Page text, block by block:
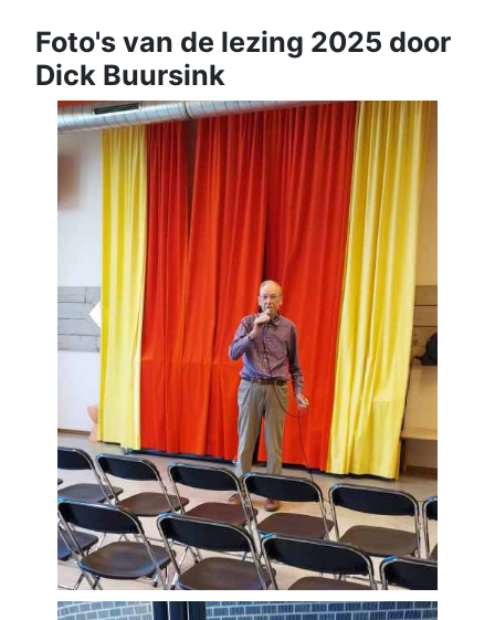
Foto's van de lezing 2025 door
Dick Buursink